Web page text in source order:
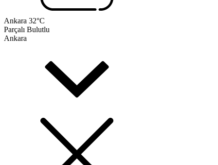
Ankara 32°C
Parçalı Bulutlu
Ankara